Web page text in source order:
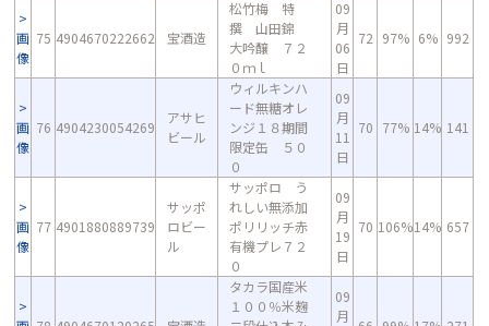
画
像
75 4904670222662 宝酒造
松竹梅 特
撰 山田錦
大吟醸 ７２
０ｍｌ
09
月
06
日
72 97% 6% 992
画
像
76 4904230054269
アサヒ
ビール
ウィルキンハ
ード無糖オレ
ンジ１８期間
限定缶 ５０
０
09
月
11
日
70 77% 14% 141
画
像
77 4901880889739
サッポ
ロビー
ル
サッポロ う
れしい無添加
ポリリッチ赤
有機プレ７２
０
09
月
19
日
70 106%14% 657
タカラ国産米
１００％米麹
09
月